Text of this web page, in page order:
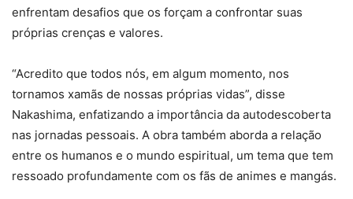
enfrentam desafios que os forçam a confrontar suas
próprias crenças e valores.
“Acredito que todos nós, em algum momento, nos
tornamos xamãs de nossas próprias vidas”, disse
Nakashima, enfatizando a importância da autodescoberta
nas jornadas pessoais. A obra também aborda a relação
entre os humanos e o mundo espiritual, um tema que tem
ressoado profundamente com os fãs de animes e mangás.